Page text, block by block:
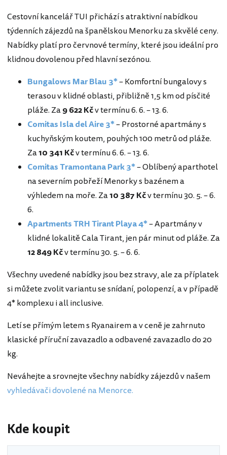
Cestovní kancelář TUI přichází s atraktivní nabídkou
týdenních zájezdů na španělskou Menorku za skvělé ceny.
Nabídky platí pro červnové termíny, které jsou ideální pro
klidnou dovolenou před hlavní sezónou.
Bungalows Mar Blau 3*– Komfortní bungalovy s
terasou v klidné oblasti, přibližně 1,5 km od písčité
pláže. Za9 622 Kčv termínu 6. 6. – 13. 6.
Comitas Isla del Aire 3*– Prostorné apartmány s
kuchyňským koutem, pouhých 100 metrů od pláže.
Za10 341 Kčv termínu 6. 6. – 13. 6.
Comitas Tramontana Park 3*– Oblíbený aparthotel
na severním pobřeží Menorky s bazénem a
výhledem na moře. Za10 387 Kčv termínu 30. 5. – 6.
6.
Apartments TRH Tirant Playa 4*– Apartmány v
klidné lokalitě Cala Tirant, jen pár minut od pláže. Za
12 849 Kčv termínu 30. 5. – 6. 6.
Všechny uvedené nabídky jsou bez stravy, ale za příplatek
si můžete zvolit variantu se snídaní, polopenzí, a v případě
4* komplexu i all inclusive.
Letí se přímým letem s Ryanairem a v ceně je zahrnuto
klasické příruční zavazadlo a odbavené zavazadlo do 20
kg.
Neváhejte a srovnejte všechny nabídky zájezdů v našem
vyhledávači dovolené na Menorce.
Kde koupit